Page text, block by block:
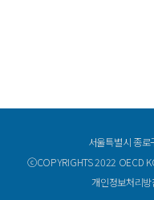
서울특별시 종
ⓒCOPYRIGHTS 2022 OECD
개인정보처리방